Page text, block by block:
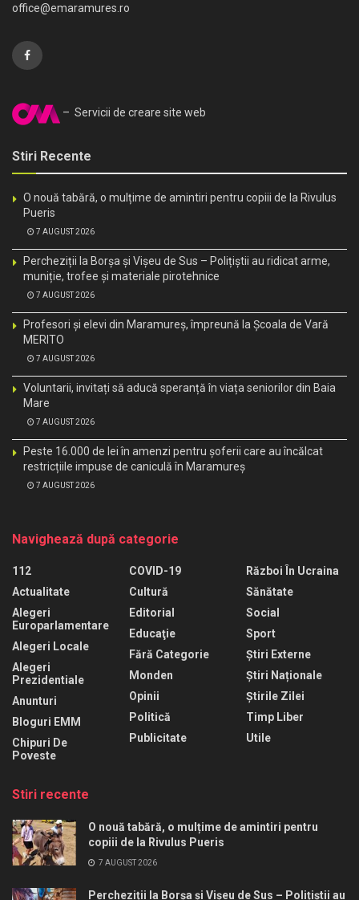
office@emaramures.ro
– Servicii de creare site web
Stiri Recente
O nouă tabără, o mulțime de amintiri pentru copiii de la Rivulus
Pueris
7 AUGUST 2026
Percheziții la Borșa și Vișeu de Sus – Polițiștii au ridicat arme,
muniție, trofee și materiale pirotehnice
7 AUGUST 2026
Profesori și elevi din Maramureș, împreună la Școala de Vară
MERITO
7 AUGUST 2026
Voluntarii, invitați să aducă speranță în viața seniorilor din Baia
Mare
7 AUGUST 2026
Peste 16.000 de lei în amenzi pentru șoferii care au încălcat
restricțiile impuse de caniculă în Maramureș
7 AUGUST 2026
Navighează după categorie
112
Actualitate
Alegeri
Europarlamentare
Alegeri Locale
Alegeri
Prezidentiale
Anunturi
Bloguri EMM
Chipuri De
Poveste
COVID-19
Cultură
Editorial
Educaţie
Fără Categorie
Monden
Opinii
Politică
Publicitate
Război În Ucraina
Sănătate
Social
Sport
Știri Externe
Știri Naționale
Știrile Zilei
Timp Liber
Utile
Stiri recente
O nouă tabără, o mulțime de amintiri pentru
copiii de la Rivulus Pueris
7 AUGUST 2026
Percheziții la Borșa și Vișeu de Sus – Polițiștii au